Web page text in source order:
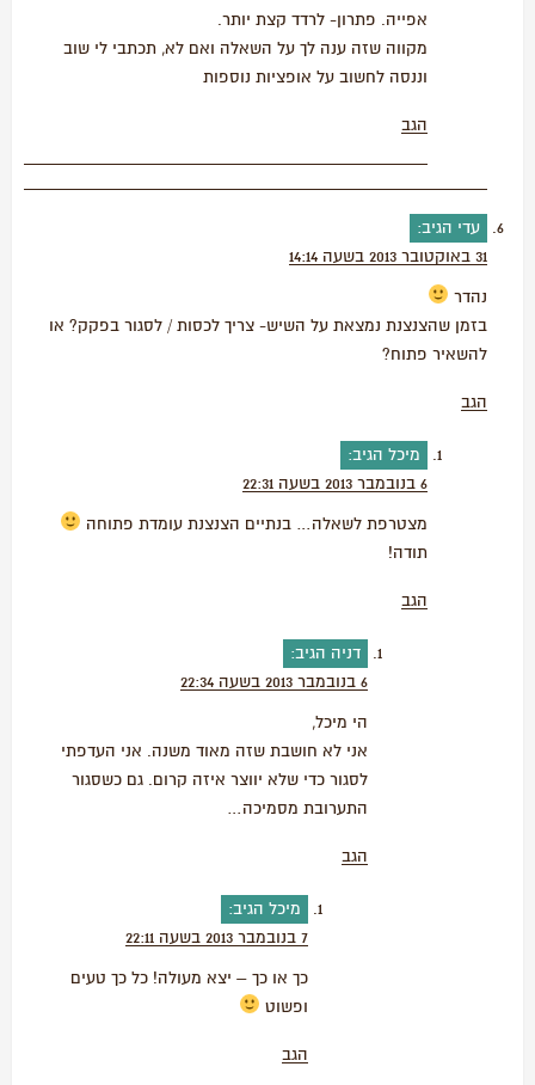
אפייה. פתרון- לרדד קצת יותר.
מקווה שזה ענה לך על השאלה ואם לא, תכתבי לי שוב
וננסה לחשוב על אופציות נוספות
הגב
עדי הגיב:
31 באוקטובר 2013 בשעה 14:14
נהדר
בזמן שהצנצנת נמצאת על השיש- צריך לכסות / לסגור בפקק? או
להשאיר פתוח?
הגב
מיכל הגיב:
6 בנובמבר 2013 בשעה 22:31
מצטרפת לשאלה… בנתיים הצנצנת עומדת פתוחה
תודה!
הגב
דניה הגיב:
6 בנובמבר 2013 בשעה 22:34
הי מיכל,
אני לא חושבת שזה מאוד משנה. אני העדפתי
לסגור כדי שלא יווצר איזה קרום. גם כשסגור
התערובת מסמיכה…
הגב
מיכל הגיב:
7 בנובמבר 2013 בשעה 22:11
כך או כך – יצא מעולה! כל כך טעים
ופשוט
הגב